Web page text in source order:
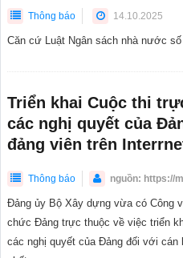
Thông báo 14.10.2025
Căn cứ Luật Ngân sách nhà nước
Triển khai Cuộc thi
các nghị quyết của
đảng viên trên
Thông báo nguồn: https://
Đảng ủy Bộ Xây dựng vừa có Công
chức Đảng trực thuộc về việc triển
các nghị quyết của Đảng đối với cán